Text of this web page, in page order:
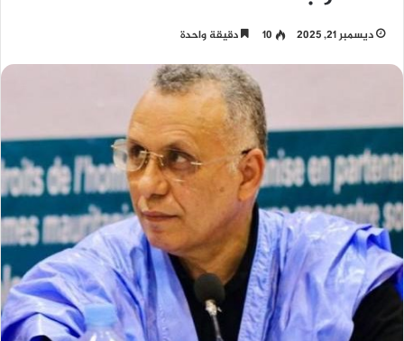
ديسمبر 21, 2025 10 دقيقة واحدة